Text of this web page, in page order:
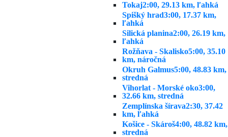
Tokaj2:00, 29.13 km, ľahká
Spišký hrad3:00, 17.37 km,
ľahká
Silická planina2:00, 26.19 km,
ľahká
Rožňava - Skalisko5:00, 35.10
km, náročná
Okruh Galmus5:00, 48.83 km,
stredná
Vihorlat - Morské oko3:00,
32.66 km, stredná
Zemplínska šírava2:30, 37.42
km, ľahká
Košice - Skároš4:00, 48.82 km,
stredná